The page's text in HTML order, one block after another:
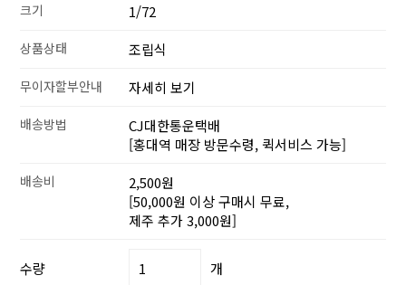
크기 1/72
상품상태 조립식
무이자할부안내 자세히 보기
배송방법
CJ대한통운택배
[홍대역 매장 방문수령, 퀵서비스 가능]
배송비
2,500원
[50,000원 이상 구매시 무료,
제주 추가 3,000원]
수량 개